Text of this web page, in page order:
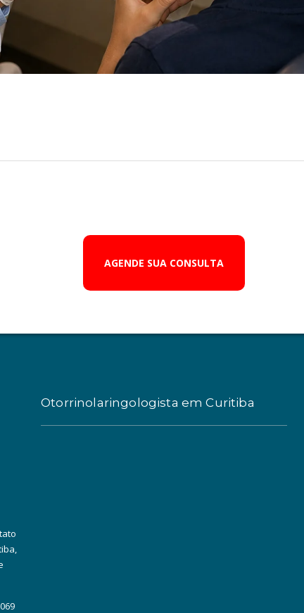
AGENDE SUA CONSULTA
Otorrinolaringologista em Curitiba